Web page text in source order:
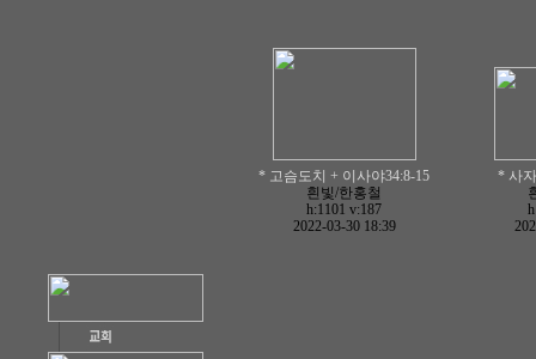
* 고슴도치 + 이사야34:8-15
흰빛/한홍철
h:1101 v:187
2022-03-30 18:39
* 사